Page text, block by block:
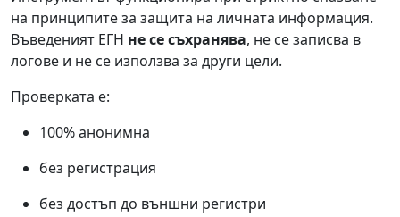
на принципите за защита на личната информация.
Въведеният ЕГН не се съхранява, не се записва в
логове и не се използва за други цели.
Проверката е:
100% анонимна
без регистрация
без достъп до външни регистри